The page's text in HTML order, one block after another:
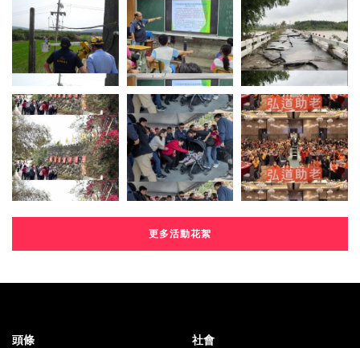
更多活動花絮
頭條 社會